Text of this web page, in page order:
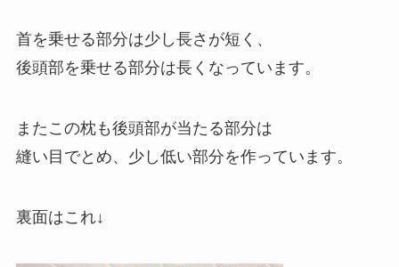
首を乗せる部分は少し長さが短く、
後頭部を乗せる部分は長くなっています。
またこの枕も後頭部が当たる部分は
縫い目でとめ、少し低い部分を作っています。
裏面はこれ↓